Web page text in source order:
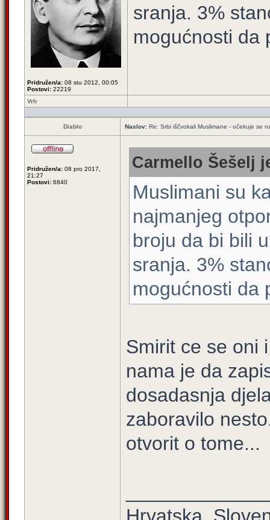
Pridružen/a: 08 stu 2012, 00:05
Postovi: 22219
sranja. 3%
mogućnosti da
Vrh
Diablo Naslov: Re: Srbi iščvokali Muslimane - očekuje se
Pridružen/a: 08 pro 2017,
21:27
Postovi: 6840
Carmello Šešelj
Muslimani su
najmanjeg
broju da bi bili
sranja. 3%
mogućnosti da
Smirit ce se oni
nama je da
dosadasnja
zaboravilo
otvorit o tome...